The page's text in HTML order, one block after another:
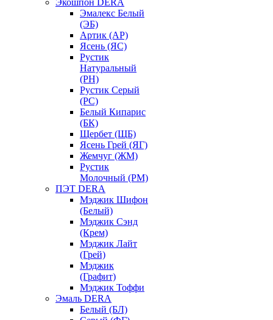
Экошпон DERA
Эмалекс Белый
(ЭБ)
Артик (АР)
Ясень (ЯС)
Рустик
Натуральный
(РН)
Рустик Серый
(РС)
Белый Кипарис
(БК)
Щербет (ЩБ)
Ясень Грей (ЯГ)
Жемчуг (ЖМ)
Рустик
Молочный (РМ)
ПЭТ DERA
Мэджик Шифон
(Белый)
Мэджик Сэнд
(Крем)
Мэджик Лайт
(Грей)
Мэджик
(Графит)
Мэджик Тоффи
Эмаль DERA
Белый (БЛ)